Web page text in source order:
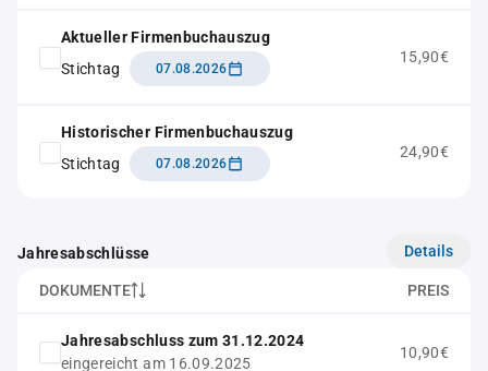
Aktueller Firmenbuchauszug
Stichtag
07.08.2026
15,90€
Historischer Firmenbuchauszug
Stichtag
07.08.2026
24,90€
Jahresabschlüsse Details
DOKUMENTE PREIS
Jahresabschluss zum 31.12.2024
eingereicht am 16.09.2025
10,90€